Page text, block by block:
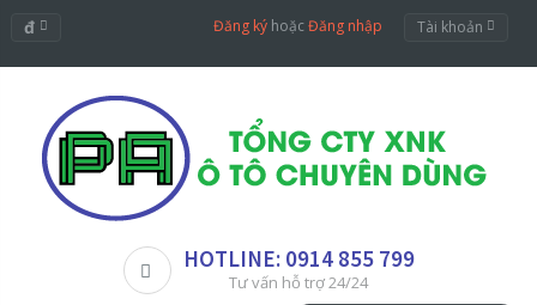
đ Đăng ký hoặcĐăng nhập Tài khoản
HOTLINE: 0914 855 799
Tư vấn hỗ trợ 24/24